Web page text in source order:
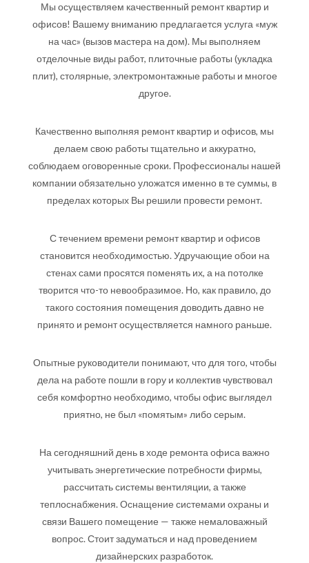
Мы осуществляем качественный ремонт квартир и
офисов! Вашему вниманию предлагается услуга «муж
на час» (вызов мастера на дом). Мы выполняем
отделочные виды работ, плиточные работы (укладка
плит), столярные, электромонтажные работы и многое
другое.
Качественно выполняя ремонт квартир и офисов, мы
делаем свою работы тщательно и аккуратно,
соблюдаем оговоренные сроки. Профессионалы нашей
компании обязательно уложатся именно в те суммы, в
пределах которых Вы решили провести ремонт.
С течением времени ремонт квартир и офисов
становится необходимостью. Удручающие обои на
стенах сами просятся поменять их, а на потолке
творится что-то невообразимое. Но, как правило, до
такого состояния помещения доводить давно не
принято и ремонт осуществляется намного раньше.
Опытные руководители понимают, что для того, чтобы
дела на работе пошли в гору и коллектив чувствовал
себя комфортно необходимо, чтобы офис выглядел
приятно, не был «помятым» либо серым.
На сегодняшний день в ходе ремонта офиса важно
учитывать энергетические потребности фирмы,
рассчитать системы вентиляции, а также
теплоснабжения. Оснащение системами охраны и
связи Вашего помещение — также немаловажный
вопрос. Стоит задуматься и над проведением
дизайнерских разработок.